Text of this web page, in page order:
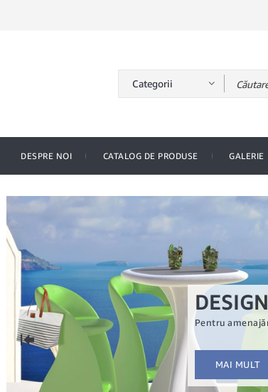
DESPRE NOI CATALOG DE PRODUSE GALERIE
GARANȚIA UNEI
Calitate superioară cu respect pentru mediul
Pentru
MAI MULT
CULOARE, SIGURANȚĂ ȘI
DISTRACȚIE
Pentru prietenii patrupezi
MAI MULT